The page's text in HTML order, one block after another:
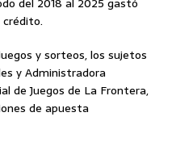
y sorteos, los sujetos
y Administradora
de Juegos de La Frontera,
de apuesta